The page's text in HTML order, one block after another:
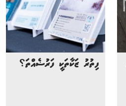
ފިތުރު ޒަކާތަކީ ފަރުޟެއްތަ؟